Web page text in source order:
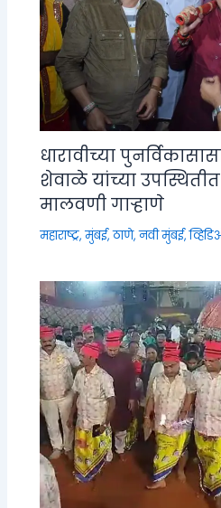
धारावीच्या
शेवाळे यांच्या
मालवणी गाऱ्हाणे
महाराष्ट्र,मुंबई, ठाणे, नवी मुंबई,